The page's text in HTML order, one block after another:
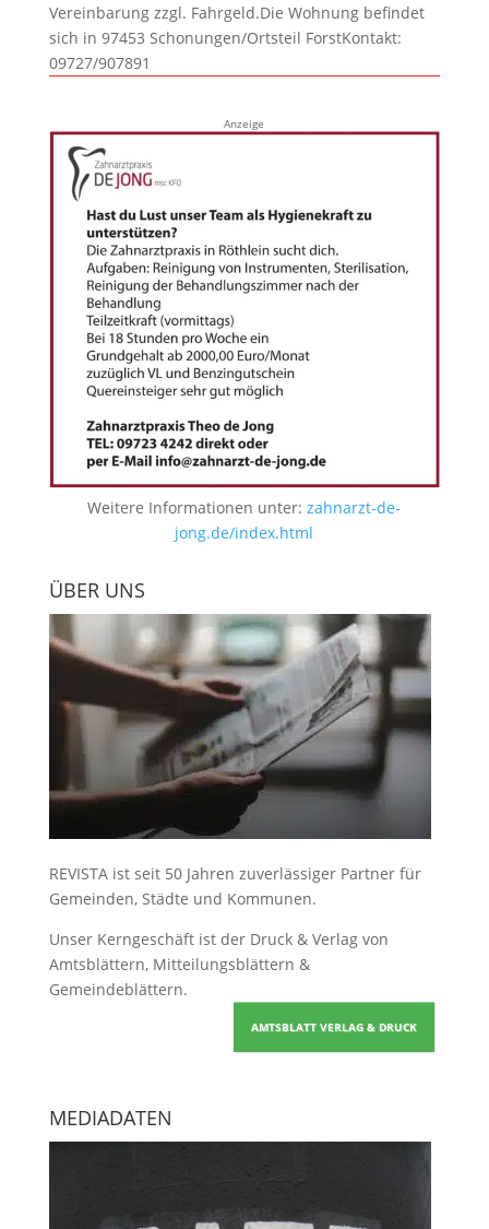
Vereinbarung zzgl. Fahrgeld.Die Wohnung befindet
sich in 97453 Schonungen/Ortsteil ForstKontakt:
09727/907891
Anzeige
Weitere Informationen unter:zahnarzt-de-
jong.de/index.html
ÜBER UNS
REVISTA ist seit 50 Jahren zuverlässiger Partner für
Gemeinden, Städte und Kommunen.
Unser Kerngeschäft ist der Druck & Verlag von
Amtsblättern, Mitteilungsblättern &
Gemeindeblättern.
AMTSBLATT VERLAG & DRUCK
MEDIADATEN